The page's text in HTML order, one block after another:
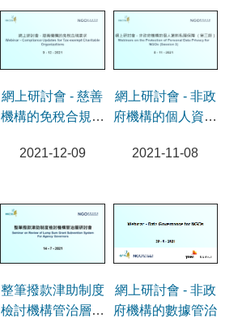
網上研討會 - 慈善
機構的免稅合規要
2021-12-09
網上研討會 - 非政
府機構的個人資料
節）
2021-11-08
整筆撥款津助制度
檢討機構管治層研
網上研討會 - 非政
府機構的數據管治